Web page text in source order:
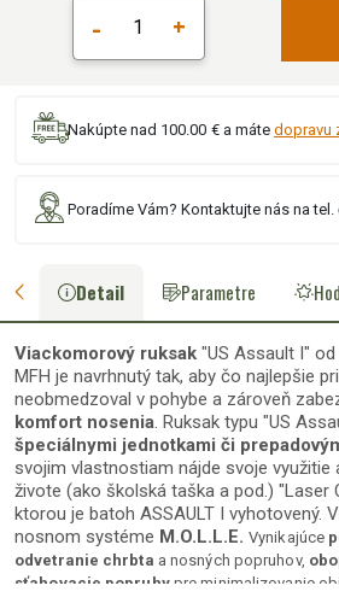
- +
Nakúpte nad 100.00 € a máte dopravu
Poradíme Vám? Kontaktujte nás na tel.
Detail Parametre
Viackomorový ruksak "US Assault I"
MFH je navrhnutý tak, aby čo najlepšie
neobmedzoval v pohybe a zároveň
komfort nosenia . Ruksak typu "US
špeciálnymi jednotkami či
svojim vlastnostiam nájde svoje využitie
živote (ako školská taška a pod.) "Laser
ktorou je batoh ASSAULT I vyhotovený.
nosnom systéme M.O.L.L.E. Vynikajúce
odvetranie chrbta a nosných popruhov,
sťahovacie popruhypre minimalizovanie